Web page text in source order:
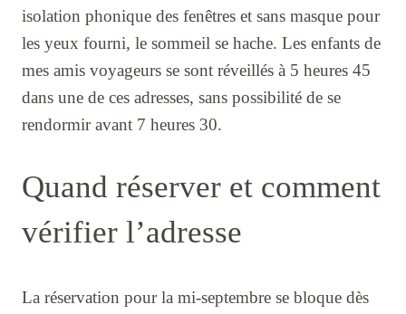
isolation phonique des fenêtres et sans masque pour
les yeux fourni, le sommeil se hache. Les enfants de
mes amis voyageurs se sont réveillés à 5 heures 45
dans une de ces adresses, sans possibilité de se
rendormir avant 7 heures 30.
Quand réserver et comment
vérifier l’adresse
La réservation pour la mi-septembre se bloque dès